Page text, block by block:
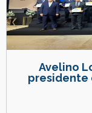
Avelino
presidente